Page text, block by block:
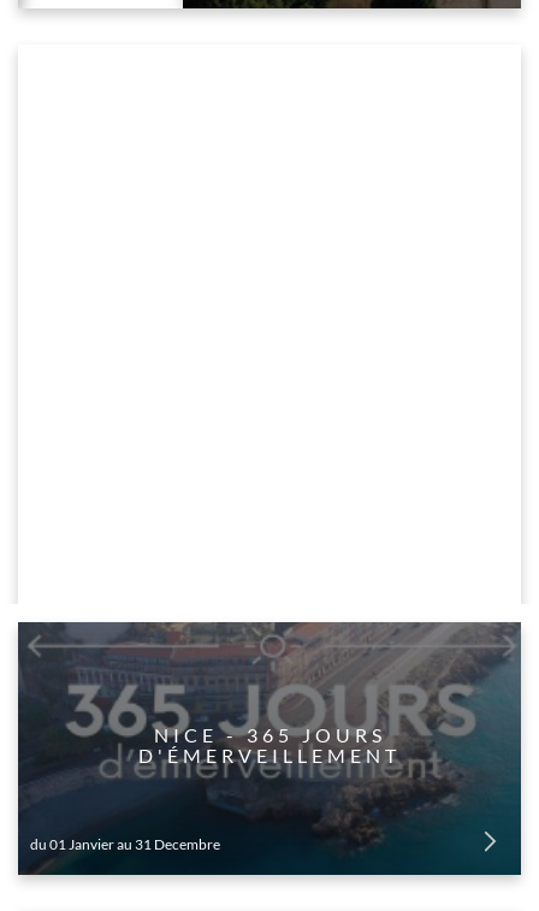
​NICE - 365 JOURS
D'ÉMERVEILLEMENT
du 01 Janvier au 31 Decembre